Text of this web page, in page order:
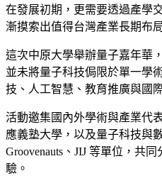
在發展初期，更需要透過產學
漸摸索出值得台灣產業長期布
這次中原大學舉辦量子嘉年華
並未將量子科技侷限於單一學
技、人工智慧、教育推廣與國
活動邀集國內外學術與產業代
應義塾大學，以及量子科技與
Groovenauts、JIJ 等單位，共
驗。